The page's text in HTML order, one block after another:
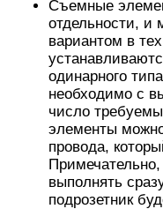
Съемные
отдельности, и
вариантом в
одинарного
необходимо с
число
элементы
провода,
выполнять
подрозетник